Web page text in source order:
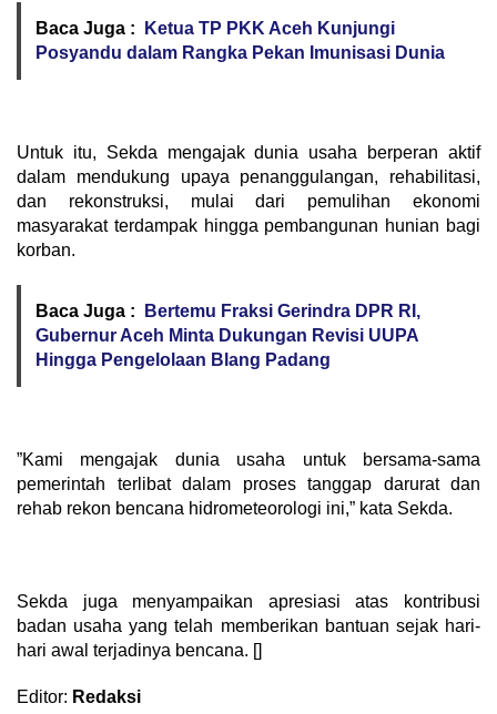
Baca Juga :
Ketua TP PKK Aceh Kunjungi
Posyandu dalam Rangka Pekan Imunisasi Dunia
‎Untuk itu, Sekda mengajak dunia usaha berperan aktif
dalam mendukung upaya penanggulangan, rehabilitasi,
dan rekonstruksi, mulai dari pemulihan ekonomi
masyarakat terdampak hingga pembangunan hunian bagi
korban.
Baca Juga :
Bertemu Fraksi Gerindra DPR RI,
Gubernur Aceh Minta Dukungan Revisi UUPA
Hingga Pengelolaan Blang Padang
‎”Kami mengajak dunia usaha untuk bersama-sama
pemerintah terlibat dalam proses tanggap darurat dan
rehab rekon bencana hidrometeorologi ini,” kata Sekda.
‎Sekda juga menyampaikan apresiasi atas kontribusi
badan usaha yang telah memberikan bantuan sejak hari-
hari awal terjadinya bencana. []
Editor: Redaksi